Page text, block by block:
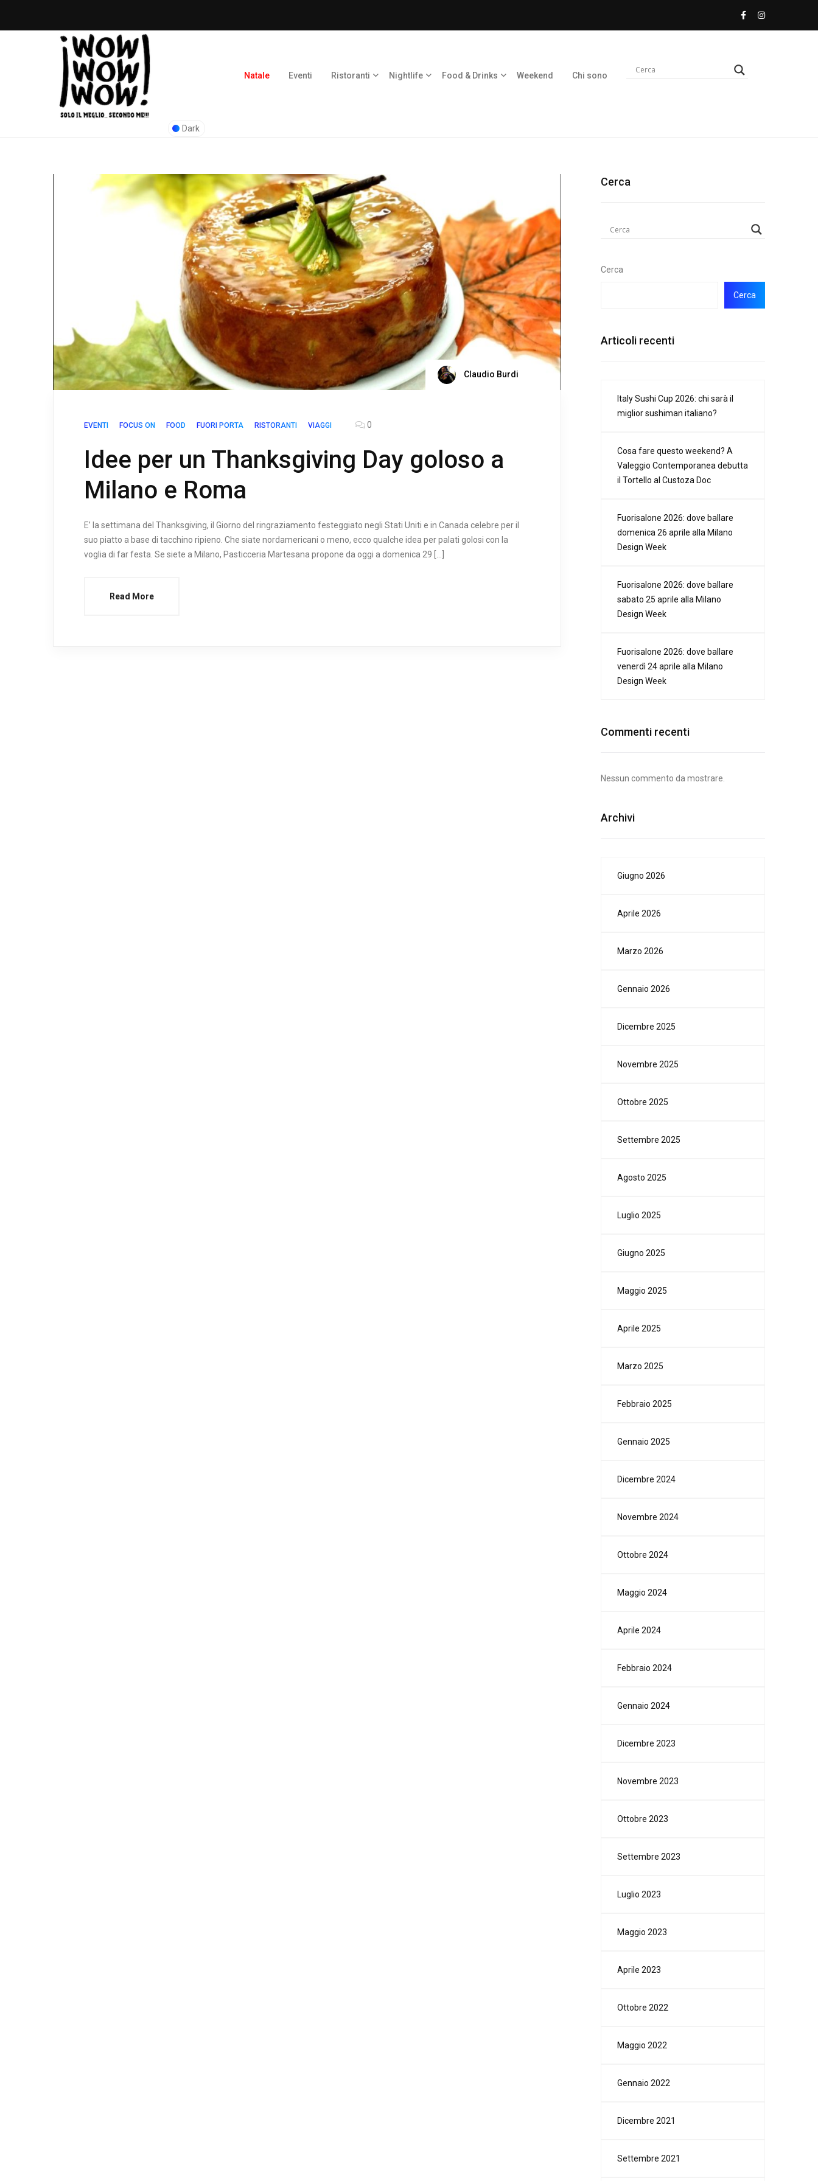
Natale Eventi Ristoranti Nightlife Food & Drinks Weekend Chi sono
Dark
Claudio Burdi
EVENTI FOCUS ON FOOD FUORI PORTA RISTORANTI VIAGGI 0
Idee per un Thanksgiving Day goloso a
Milano e Roma
E’ la settimana del Thanksgiving, il Giorno del ringraziamento festeggiato negli Stati Uniti e in Canada celebre per il
suo piatto a base di tacchino ripieno. Che siate nordamericani o meno, ecco qualche idea per palati golosi con la
voglia di far festa. Se siete a Milano, Pasticceria Martesana propone da oggi a domenica 29 […]
Read More
Cerca
Cerca
Cerca
Articoli recenti
Italy Sushi Cup 2026: chi sarà il
miglior sushiman italiano?
Cosa fare questo weekend? A
Valeggio Contemporanea debutta
il Tortello al Custoza Doc
Fuorisalone 2026: dove ballare
domenica 26 aprile alla Milano
Design Week
Fuorisalone 2026: dove ballare
sabato 25 aprile alla Milano
Design Week
Fuorisalone 2026: dove ballare
venerdì 24 aprile alla Milano
Design Week
Commenti recenti
Nessun commento da mostrare.
Archivi
Giugno 2026
Aprile 2026
Marzo 2026
Gennaio 2026
Dicembre 2025
Novembre 2025
Ottobre 2025
Settembre 2025
Agosto 2025
Luglio 2025
Giugno 2025
Maggio 2025
Aprile 2025
Marzo 2025
Febbraio 2025
Gennaio 2025
Dicembre 2024
Novembre 2024
Ottobre 2024
Maggio 2024
Aprile 2024
Febbraio 2024
Gennaio 2024
Dicembre 2023
Novembre 2023
Ottobre 2023
Settembre 2023
Luglio 2023
Maggio 2023
Aprile 2023
Ottobre 2022
Maggio 2022
Gennaio 2022
Dicembre 2021
Settembre 2021